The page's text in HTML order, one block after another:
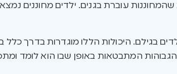
עוברת בגנים. ילדים מחוננים
בגילם. היכולות הללו מוגדרות בדרך כלל
הגבוהות המתבטאות באופן שבו הוא לומד